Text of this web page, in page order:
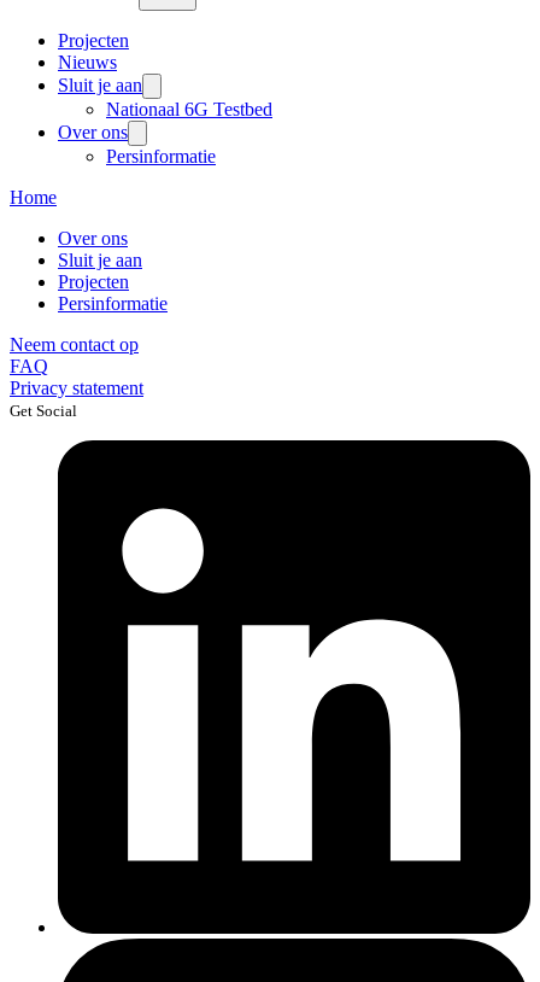
Projecten
Nieuws
Sluit je aan
Nationaal 6G Testbed
Over ons
Persinformatie
Home
Over ons
Sluit je aan
Projecten
Persinformatie
Neem contact op
FAQ
Privacy statement
Get Social